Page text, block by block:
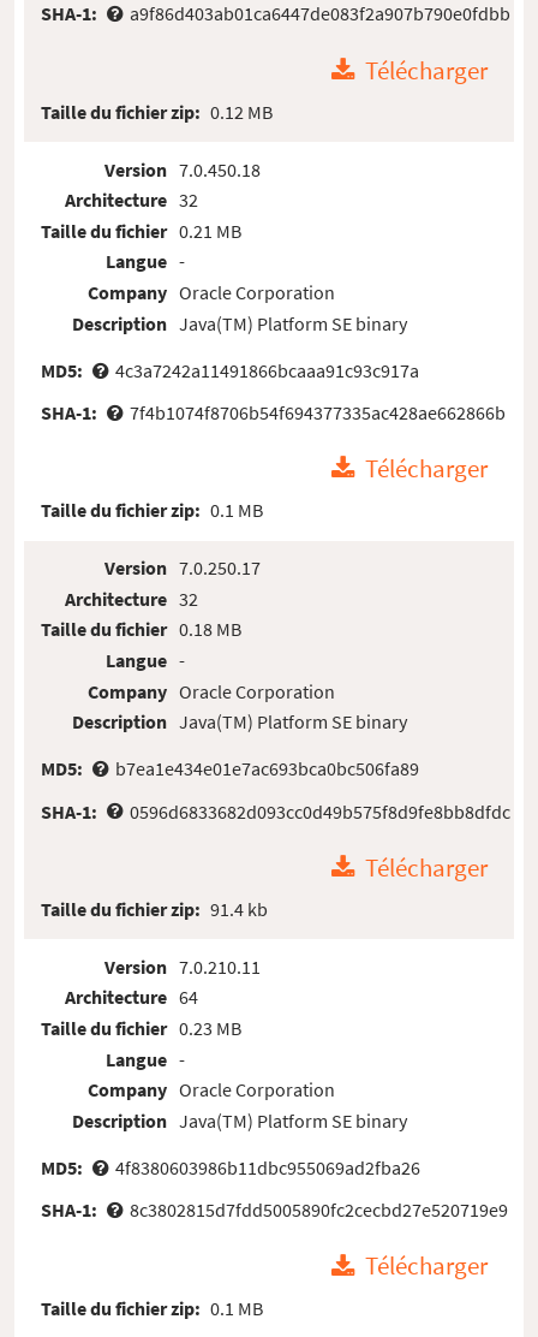
SHA-1:
a9f86d403ab01ca6447de083f2a907b790e0fdbb
Télécharger
Taille du fichier zip: 0.12 MB
Version
Architecture
Taille du fichier
Langue
Company
Description
7.0.450.18
32
0.21 MB
-
Oracle Corporation
Java(TM) Platform SE binary
MD5:
4c3a7242a11491866bcaaa91c93c917a
SHA-1:
7f4b1074f8706b54f694377335ac428ae662866b
Télécharger
Taille du fichier zip: 0.1 MB
Version
Architecture
Taille du fichier
Langue
Company
Description
7.0.250.17
32
0.18 MB
-
Oracle Corporation
Java(TM) Platform SE binary
MD5:
b7ea1e434e01e7ac693bca0bc506fa89
SHA-1:
0596d6833682d093cc0d49b575f8d9fe8bb8dfdc
Télécharger
Taille du fichier zip: 91.4 kb
Version
Architecture
Taille du fichier
Langue
Company
Description
7.0.210.11
64
0.23 MB
-
Oracle Corporation
Java(TM) Platform SE binary
MD5:
4f8380603986b11dbc955069ad2fba26
SHA-1:
8c3802815d7fdd5005890fc2cecbd27e520719e9
Télécharger
Taille du fichier zip: 0.1 MB